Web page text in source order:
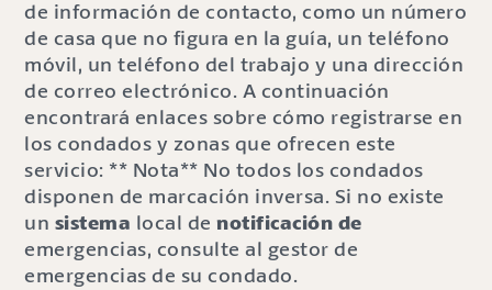
de información de contacto, como un número
de casa que no figura en la guía, un teléfono
móvil, un teléfono del trabajo y una dirección
de correo electrónico. A continuación
encontrará enlaces sobre cómo registrarse en
los condados y zonas que ofrecen este
servicio: ** Nota** No todos los condados
disponen de marcación inversa. Si no existe
un sistema local denotificación de
emergencias, consulte al gestor de
emergencias de su condado.